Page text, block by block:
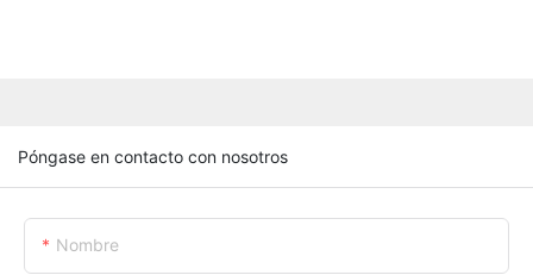
Póngase en contacto con nosotros
Nombre